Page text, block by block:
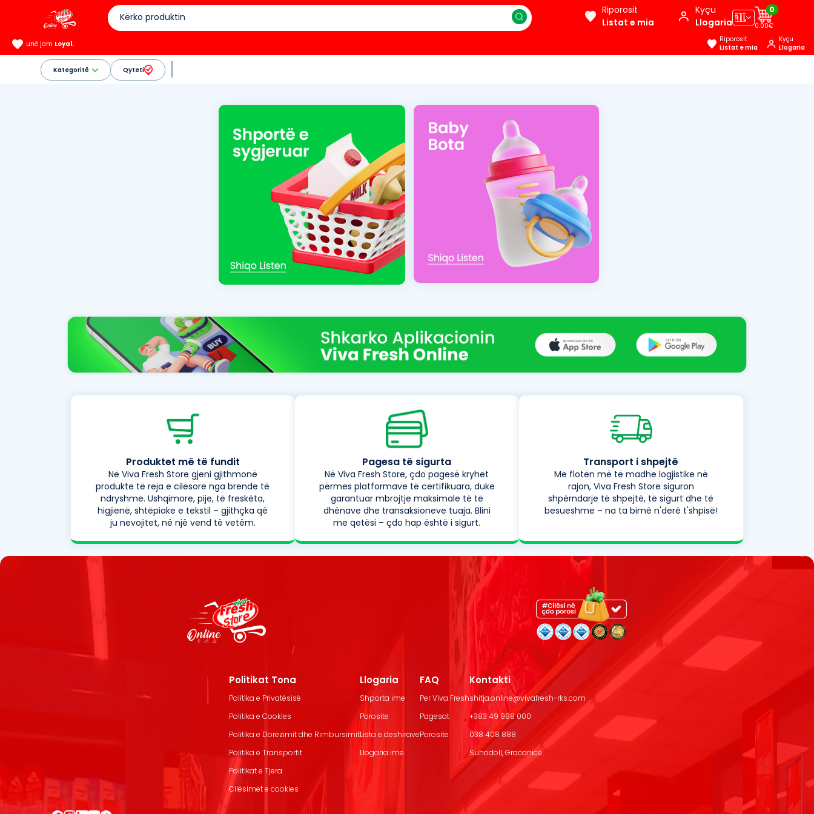
Riporosit
Listat e mia
Kyçu
Llogaria🇦🇱
0
0.00€
unë jam Loyal.
Riporosit
Listat e mia
Kyçu
Llogaria
Kategoritë Qyteti
Produktet më të fundit
Në Viva Fresh Store gjeni gjithmonë
produkte të reja e cilësore nga brende të
ndryshme. Ushqimore, pije, të freskëta,
higjienë, shtëpiake e tekstil – gjithçka që
ju nevojitet, në një vend të vetëm.
Pagesa të sigurta
Në Viva Fresh Store, çdo pagesë kryhet
përmes platformave të certifikuara, duke
garantuar mbrojtje maksimale të të
dhënave dhe transaksioneve tuaja. Blini
me qetësi – çdo hap është i sigurt.
Transport i shpejtë
Me flotën më të madhe logjistike në
rajon, Viva Fresh Store siguron
shpërndarje të shpejtë, të sigurt dhe të
besueshme – na ta bimë n'derë t'shpisë!
Politikat Tona
Politika e Privatësisë
Politika e Cookies
Politika e Dorëzimit dhe Rimbursimit
Politika e Transportit
Politikat e Tjera
Cilësimet e cookies
Llogaria
Shporta ime
Porosite
Lista e deshirave
Llogaria ime
FAQ
Per Viva Fresh
Pagesat
Porosite
Kontakti
shitja.online@vivafresh-rks.com
+383 49 998 000
038 408 888
Suhodoll, Gracanice..